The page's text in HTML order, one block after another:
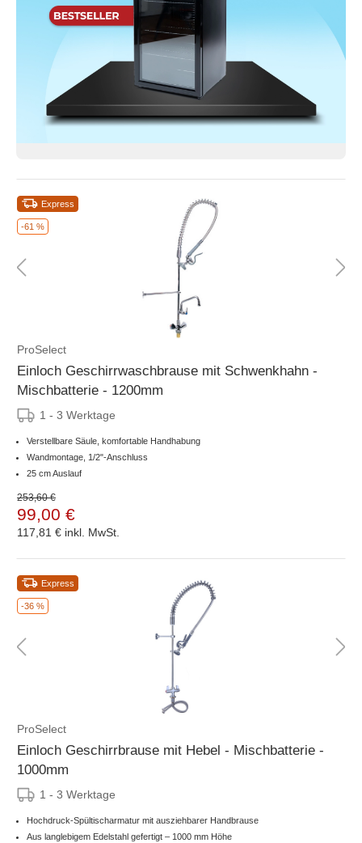
-61 %
Express
ProSelect
Einloch Geschirrwaschbrause mit Schwenkhahn -
Mischbatterie - 1200mm
1 - 3 Werktage
Verstellbare Säule, komfortable Handhabung
Wandmontage, 1/2"-Anschluss
25 cm Auslauf
253,60 €
99,00 €
117,81 € inkl. MwSt.
-36 %
Express
ProSelect
Einloch Geschirrbrause mit Hebel - Mischbatterie -
1000mm
1 - 3 Werktage
Hochdruck-Spültischarmatur mit ausziehbarer Handbrause
Aus langlebigem Edelstahl gefertigt – 1000 mm Höhe